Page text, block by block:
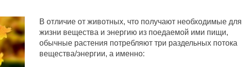
В отличие от животных, что получают необходимые для
жизни вещества и энергию из поедаемой ими пищи,
обычные растения потребляют три раздельных потока
вещества/энергии, а именно: